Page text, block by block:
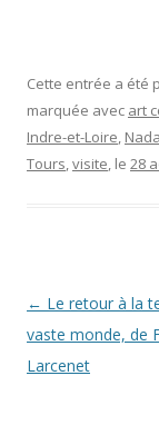
Cette entrée a été
marquée avec art
Indre-et-Loire,
Tours,visite, le 28
Navigation
des
articles
← Le retour à la
vaste monde, de
Larcenet